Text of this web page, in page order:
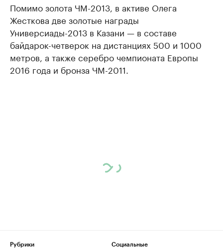
Помимо золота ЧМ-2013, в активе Олега
Жесткова две золотые награды
Универсиады-2013 в Казани — в составе
байдарок-четверок на дистанциях 500 и 1000
метров, а также серебро чемпионата Европы
2016 года и бронза ЧМ-2011.
Рубрики
Социальные